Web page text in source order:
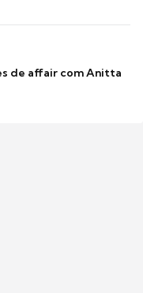
de affair com Anitta